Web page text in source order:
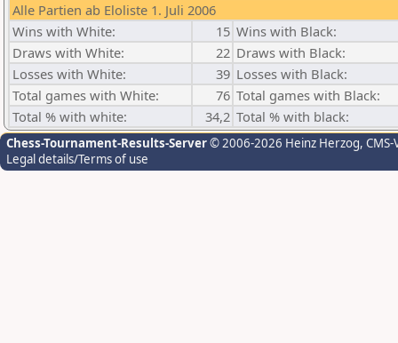
Alle Partien ab Eloliste 1. Juli 2006
Wins with White:
15 Wins with Black:
Draws with White:
22 Draws with Black:
Losses with White:
39 Losses with Black:
Total games with White:
76 Total games with Black:
Total % with white:
34,2 Total % with black:
Chess-Tournament-Results-Server© 2006-2026 Heinz Herzog,
Legal details/Terms of use